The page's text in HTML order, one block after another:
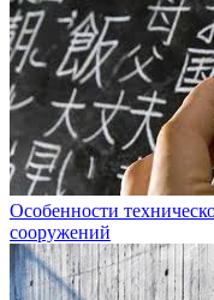
Особенности
сооружений